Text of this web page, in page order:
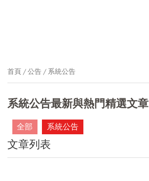
首頁 公告 系統公告
系統公告最新與熱門精選文章
全部 系統公告
文章列表